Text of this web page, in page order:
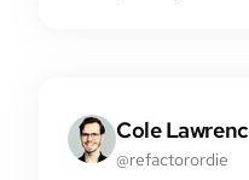
Cole
@refactorordie